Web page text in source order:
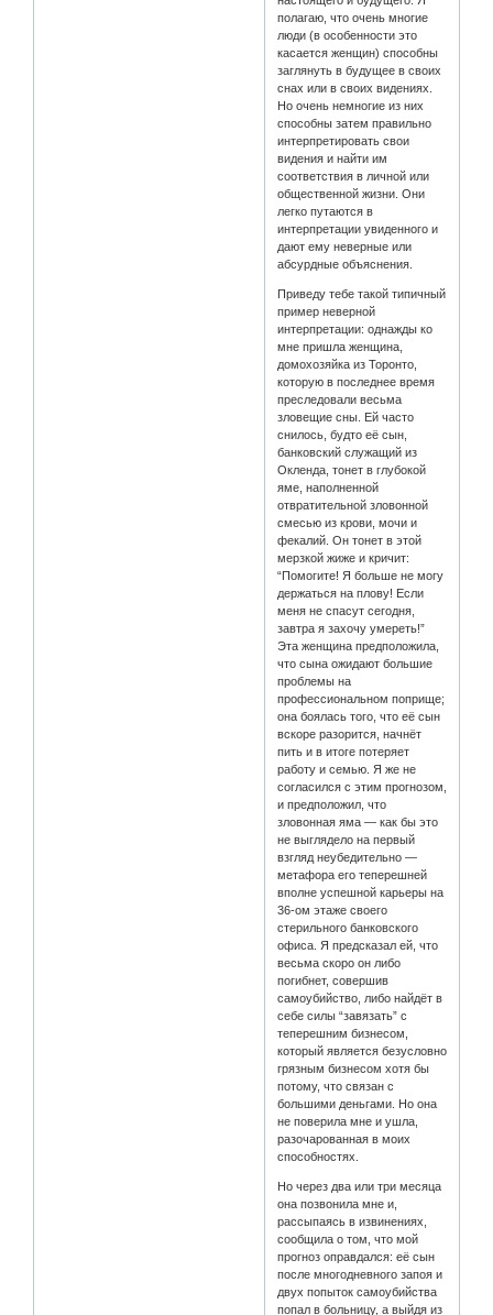
полагаю, что очень многие
люди (в особенности это
касается женщин) способны
заглянуть в будущее в своих
снах или в своих видениях.
Но очень немногие из них
способны затем правильно
интерпретировать свои
видения и найти им
соответствия в личной или
общественной жизни. Они
легко путаются в
интерпретации увиденного и
дают ему неверные или
абсурдные объяснения.
Приведу тебе такой типичный
пример неверной
интерпретации: однажды ко
мне пришла женщина,
домохозяйка из Торонто,
которую в последнее время
преследовали весьма
зловещие сны. Ей часто
снилось, будто её сын,
банковский служащий из
Окленда, тонет в глубокой
яме, наполненной
отвратительной зловонной
смесью из крови, мочи и
фекалий. Он тонет в этой
мерзкой жиже и кричит:
“Помогите! Я больше не могу
держаться на плову! Если
меня не спасут сегодня,
завтра я захочу умереть!”
Эта женщина предположила,
что сына ожидают большие
проблемы на
профессиональном поприще;
она боялась того, что её сын
вскоре разорится, начнёт
пить и в итоге потеряет
работу и семью. Я же не
согласился с этим прогнозом,
и предположил, что
зловонная яма — как бы это
не выглядело на первый
взгляд неубедительно —
метафора его теперешней
вполне успешной карьеры на
36-ом этаже своего
стерильного банковского
офиса. Я предсказал ей, что
весьма скоро он либо
погибнет, совершив
самоубийство, либо найдёт в
себе силы “завязать” с
теперешним бизнесом,
который является безусловно
грязным бизнесом хотя бы
потому, что связан с
большими деньгами. Но она
не поверила мне и ушла,
разочарованная в моих
способностях.
Но через два или три месяца
она позвонила мне и,
рассыпаясь в извинениях,
сообщила о том, что мой
прогноз оправдался: её сын
после многодневного запоя и
двух попыток самоубийства
попал в больницу, а выйдя из